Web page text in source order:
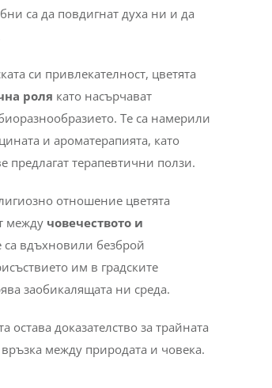
са да повдигнат духа ни и да
си привлекателност, цветята
роля като насърчават
Те са намерили
и ароматерапията, като
предлагат терапевтични ползи.
отношение цветята
между човечеството и
са вдъхновили безброй
им в градските
заобикалящата ни среда.
остава доказателство за трайната
между природата и човека.